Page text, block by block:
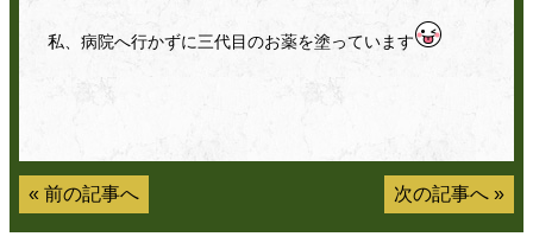
私、病院へ行かずに三代目のお薬を塗っています
« 前の記事へ 次の記事へ »